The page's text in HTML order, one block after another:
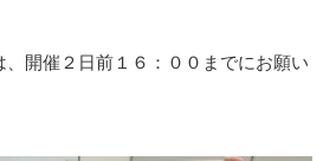
開催２日前１６：００までにお願い